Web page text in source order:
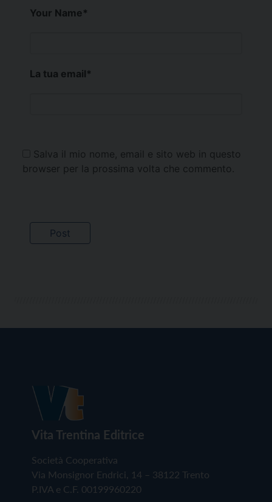
Your Name*
La tua email*
Salva il mio nome, email e sito web in questo
browser per la prossima volta che commento.
Vita Trentina Editrice
Società Cooperativa
Via Monsignor Endrici, 14 – 38122 Trento
P.IVA e C.F. 00199960220